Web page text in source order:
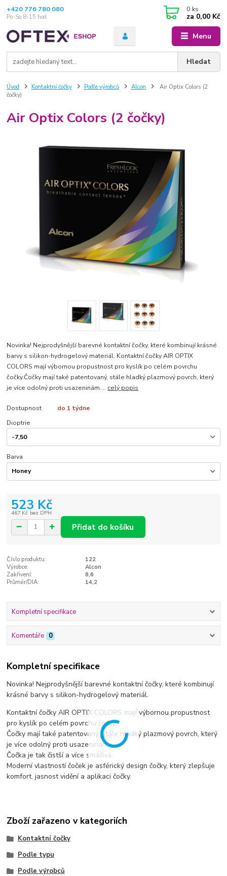
Menu
Hledat
+420 776 780 080
Po-So 8-15 hod
0 ks
za 0,00 Kč
Úvod Kontaktní čočky Podle výrobců Alcon
Air Optix Colors (2
čočky)
Air Optix Colors (2 čočky)
Novinka! Nejprodyšnější barevné kontaktní čočky, které kombinují krásné
barvy s silikon-hydrogelový materiál. Kontaktní čočky AIR OPTIX
COLORS mají výbornou propustnost pro kyslík po celém povrchu
čočky.Čočky mají také patentovaný, stále hladký plazmový povrch, který
je více odolný proti usazeninám.... celý popis
Dostupnost
do 1 týdne
Dioptrie
Barva
523 Kč
467 Kč bez DPH
Přidat do košíku
Číslo produktu:
122
Výrobce:
Alcon
Zakřivení:
8,6
Průměr/DIA:
14,2
Kompletní specifikace
Komentáře 0
Kompletní specifikace
Novinka! Nejprodyšnější barevné kontaktní čočky, které kombinují
krásné barvy s silikon-hydrogelový materiál.
Kontaktní čočky AIR OPTIX COLORS mají výbornou propustnost
pro kyslík po celém povrchu čočky.
Čočky mají také patentovaný, stále hladký plazmový povrch, který
je více odolný proti usazeninám.
Čočka je tak čistší a více smáčivá.
Moderní vlastností čoček je asférický design čočky, který zlepšuje
komfort, jasnost vidění a aplikaci čočky.
Zboží zařazeno v kategoriích
Kontaktní čočky
Podle typu
Podle výrobců